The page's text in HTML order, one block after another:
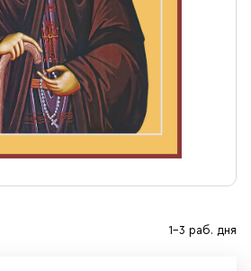
1-3 раб. дня